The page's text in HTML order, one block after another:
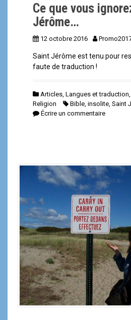
Ce que vous
Jérôme…
12 octobre 2016
Saint Jérôme est tenu pour
faute de traduction !
Articles Langues et traduction
Religion
Bible insolite Saint
Écrire un commentaire